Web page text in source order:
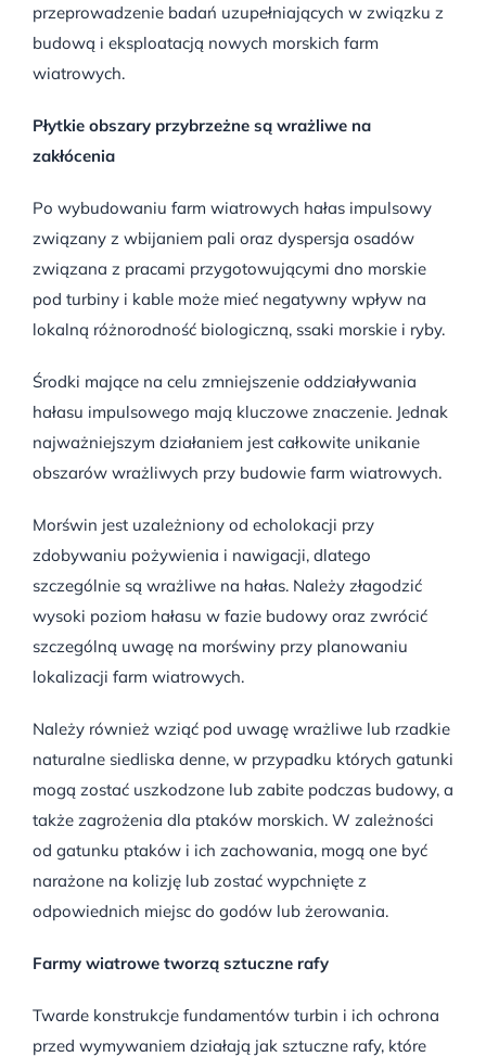
przeprowadzenie badań uzupełniających w związku z
budową i eksploatacją nowych morskich farm
wiatrowych.
Płytkie obszary przybrzeżne są wrażliwe na
zakłócenia
Po wybudowaniu farm wiatrowych hałas impulsowy
związany z wbijaniem pali oraz dyspersja osadów
związana z pracami przygotowującymi dno morskie
pod turbiny i kable może mieć negatywny wpływ na
lokalną różnorodność biologiczną, ssaki morskie i ryby.
Środki mające na celu zmniejszenie oddziaływania
hałasu impulsowego mają kluczowe znaczenie. Jednak
najważniejszym działaniem jest całkowite unikanie
obszarów wrażliwych przy budowie farm wiatrowych.
Morświn jest uzależniony od echolokacji przy
zdobywaniu pożywienia i nawigacji, dlatego
szczególnie są wrażliwe na hałas. Należy złagodzić
wysoki poziom hałasu w fazie budowy oraz zwrócić
szczególną uwagę na morświny przy planowaniu
lokalizacji farm wiatrowych.
Należy również wziąć pod uwagę wrażliwe lub rzadkie
naturalne siedliska denne, w przypadku których gatunki
mogą zostać uszkodzone lub zabite podczas budowy, a
także zagrożenia dla ptaków morskich. W zależności
od gatunku ptaków i ich zachowania, mogą one być
narażone na kolizję lub zostać wypchnięte z
odpowiednich miejsc do godów lub żerowania.
Farmy wiatrowe tworzą sztuczne rafy
Twarde konstrukcje fundamentów turbin i ich ochrona
przed wymywaniem działają jak sztuczne rafy, które